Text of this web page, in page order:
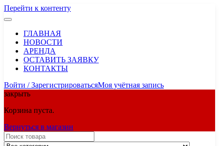
Перейти к контенту
ГЛАВНАЯ
НОВОСТИ
АРЕНДА
ОСТАВИТЬ ЗАЯВКУ
КОНТАКТЫ
Войти / ЗарегистрироватьсяМоя учётная запись
закрыть
Корзина пуста.
Вернуться в магазин